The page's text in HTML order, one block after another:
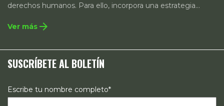
derechos humanos. Para ello, incorpora una estrategia
integral que contempla la incidencia en legislación y
estrategias de comunicación e investigación sobre el
estado de los derechos reproductivos en México.
Ver más arrow_forward
SUSCRÍBETE AL BOLETÍN
Escribe tu nombre completo*